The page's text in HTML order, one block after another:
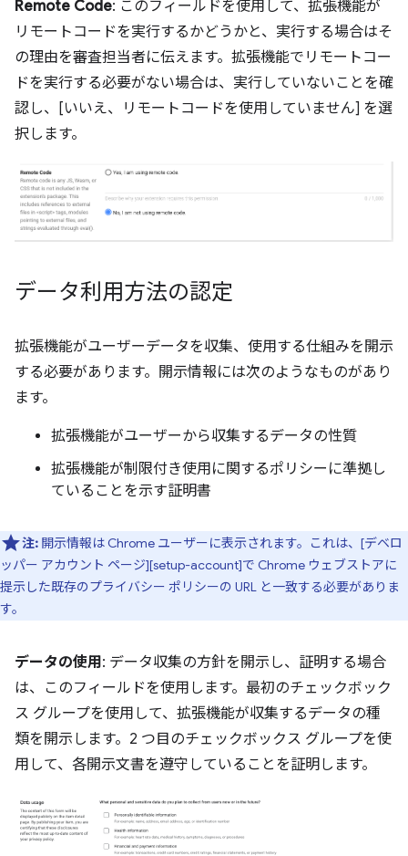
Remote Code: このフィールドを使用して、拡張機能が
リモートコードを実行するかどうかと、実行する場合はそ
の理由を審査担当者に伝えます。拡張機能でリモートコー
ドを実行する必要がない場合は、実行していないことを確
認し、[いいえ、リモートコードを使用していません] を選
択します。
データ利用方法の認定
拡張機能がユーザーデータを収集、使用する仕組みを開示
する必要があります。開示情報には次のようなものがあり
ます。
拡張機能がユーザーから収集するデータの性質
拡張機能が制限付き使用に関するポリシーに準拠し
ていることを示す証明書
注: 開示情報は Chrome ユーザーに表示されます。これは、[デベロ
ッパー アカウント ページ][setup-account]で Chrome ウェブストアに
提示した既存のプライバシー ポリシーの URL と一致する必要がありま
す。
データの使用: データ収集の方針を開示し、証明する場合
は、このフィールドを使用します。最初のチェックボック
ス グループを使用して、拡張機能が収集するデータの種
類を開示します。2 つ目のチェックボックス グループを使
用して、各開示文書を遵守していることを証明します。